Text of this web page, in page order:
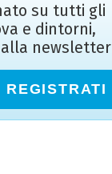
su tutti gli
e dintorni,
newsletter
REGISTRATI